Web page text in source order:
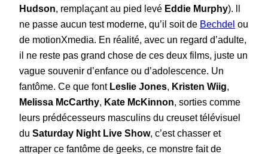
Hudson , remplaçant au pied levé Eddie Murphy). ll
ne passe aucun test moderne, qu’il soit de Bechdel ou
de motionXmedia. En réalité, avec un regard d’adulte,
il ne reste pas grand chose de ces deux films, juste un
vague souvenir d’enfance ou d’adolescence. Un
fantôme. Ce que font Leslie Jones Kristen Wiig
Melissa McCarthy Kate McKinnon , sorties comme
leurs prédécesseurs masculins du creuset télévisuel
du Saturday Night Live Show, c’est chasser et
attraper ce fantôme de geeks, ce monstre fait de